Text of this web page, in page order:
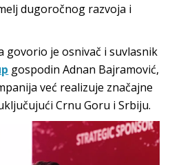
dugoročnog razvoja i
govorio je osnivač i suvlasnik
gospodin Adnan Bajramović,
već realizuje značajne
Crnu Goru i Srbiju.